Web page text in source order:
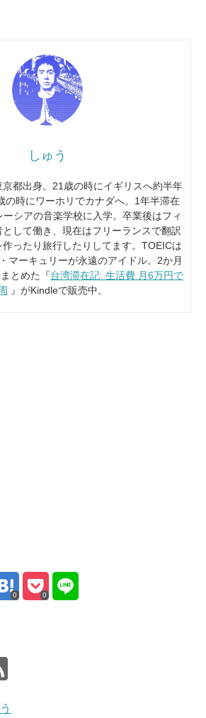
しゅう
都出身。21歳の時にイギリスへ約半年
の時にワーホリでカナダへ。1年半滞在
ーシアの音楽学校に入学。卒業後はフィ
として働き、現在はフリーランスで翻訳
ったり旅行したりしてます。TOEICは
マーキュリーが永遠のアイドル。2か月
とめた『台湾滞在記: 生活費 月6万円で
』がKindleで販売中。
0 0